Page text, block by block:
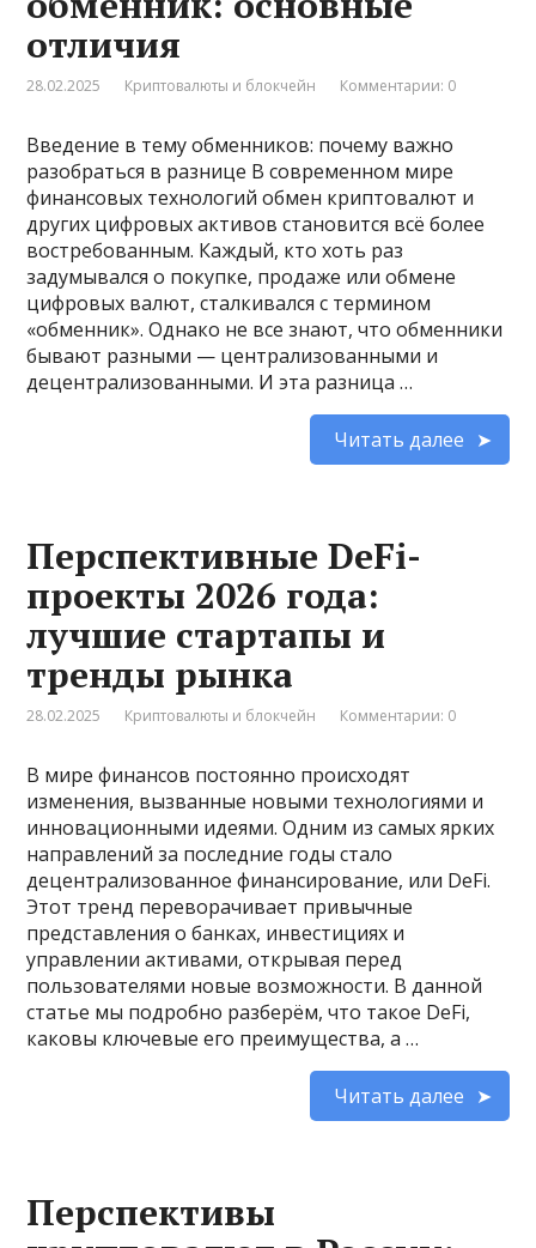
отличия
28.02.2025 Криптовалюты и блокчейн Комментарии: 0
Введение в тему обменников: почему важно
разобраться в разнице В современном мире
финансовых технологий обмен криптовалют и
других цифровых активов становится всё более
востребованным. Каждый, кто хоть раз
задумывался о покупке, продаже или обмене
цифровых валют, сталкивался с термином
«обменник». Однако не все знают, что обменники
бывают разными — централизованными и
децентрализованными. И эта разница …
Читать далее
Перспективные DeFi-
проекты 2026 года:
лучшие стартапы и
тренды рынка
28.02.2025 Криптовалюты и блокчейн Комментарии: 0
В мире финансов постоянно происходят
изменения, вызванные новыми технологиями и
инновационными идеями. Одним из самых ярких
направлений за последние годы стало
децентрализованное финансирование, или DeFi.
Этот тренд переворачивает привычные
представления о банках, инвестициях и
управлении активами, открывая перед
пользователями новые возможности. В данной
статье мы подробно разберём, что такое DeFi,
каковы ключевые его преимущества, а …
Читать далее
Перспективы